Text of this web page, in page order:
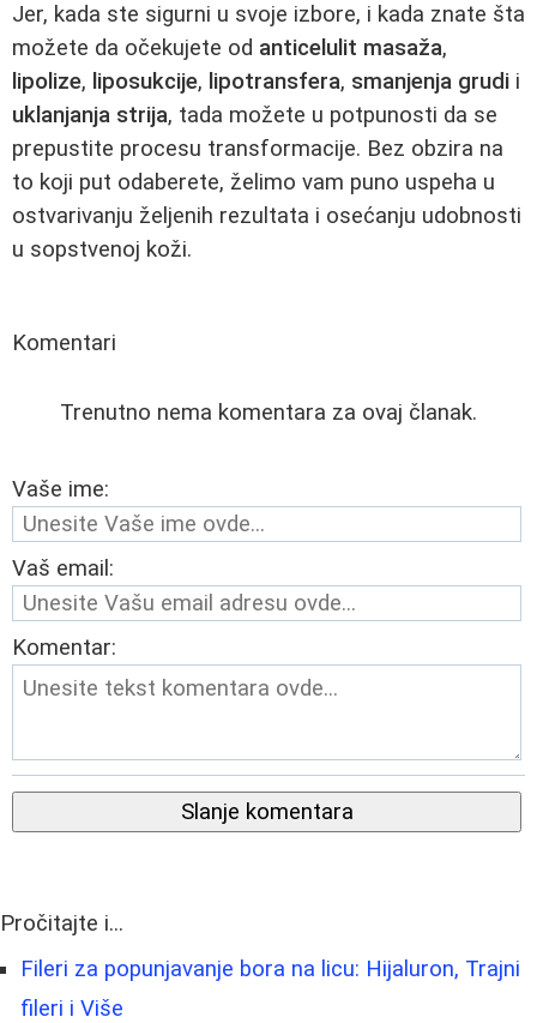
Jer, kada ste sigurni u svoje izbore, i kada znate šta
možete da očekujete od anticelulit masaža,
lipolize, liposukcije, lipotransfera, smanjenja grudi i
uklanjanja strija, tada možete u potpunosti da se
prepustite procesu transformacije. Bez obzira na
to koji put odaberete, želimo vam puno uspeha u
ostvarivanju željenih rezultata i osećanju udobnosti
u sopstvenoj koži.
Komentari
Trenutno nema komentara za ovaj članak.
Vaše ime:
Vaš email:
Komentar:
Slanje komentara
Pročitajte i...
Fileri za popunjavanje bora na licu: Hijaluron, Trajni
fileri i Više